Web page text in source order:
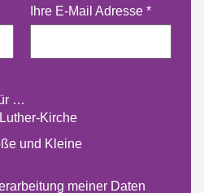
Ihre E-Mail Adresse *
…
Kirche
und Kleine
meiner Daten